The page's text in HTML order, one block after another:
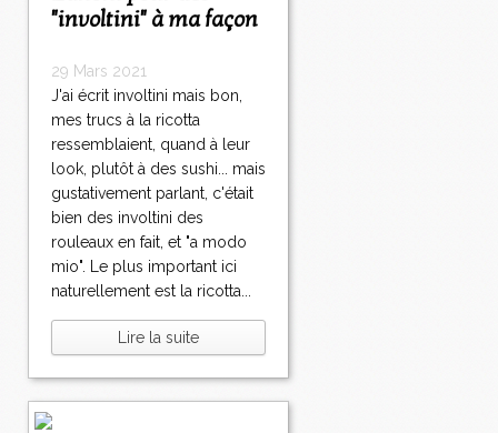
"involtini" à ma façon
29 Mars 2021
J'ai écrit involtini mais bon,
mes trucs à la ricotta
ressemblaient, quand à leur
look, plutôt à des sushi... mais
gustativement parlant, c'était
bien des involtini des
rouleaux en fait, et "a modo
mio". Le plus important ici
naturellement est la ricotta...
Lire la suite